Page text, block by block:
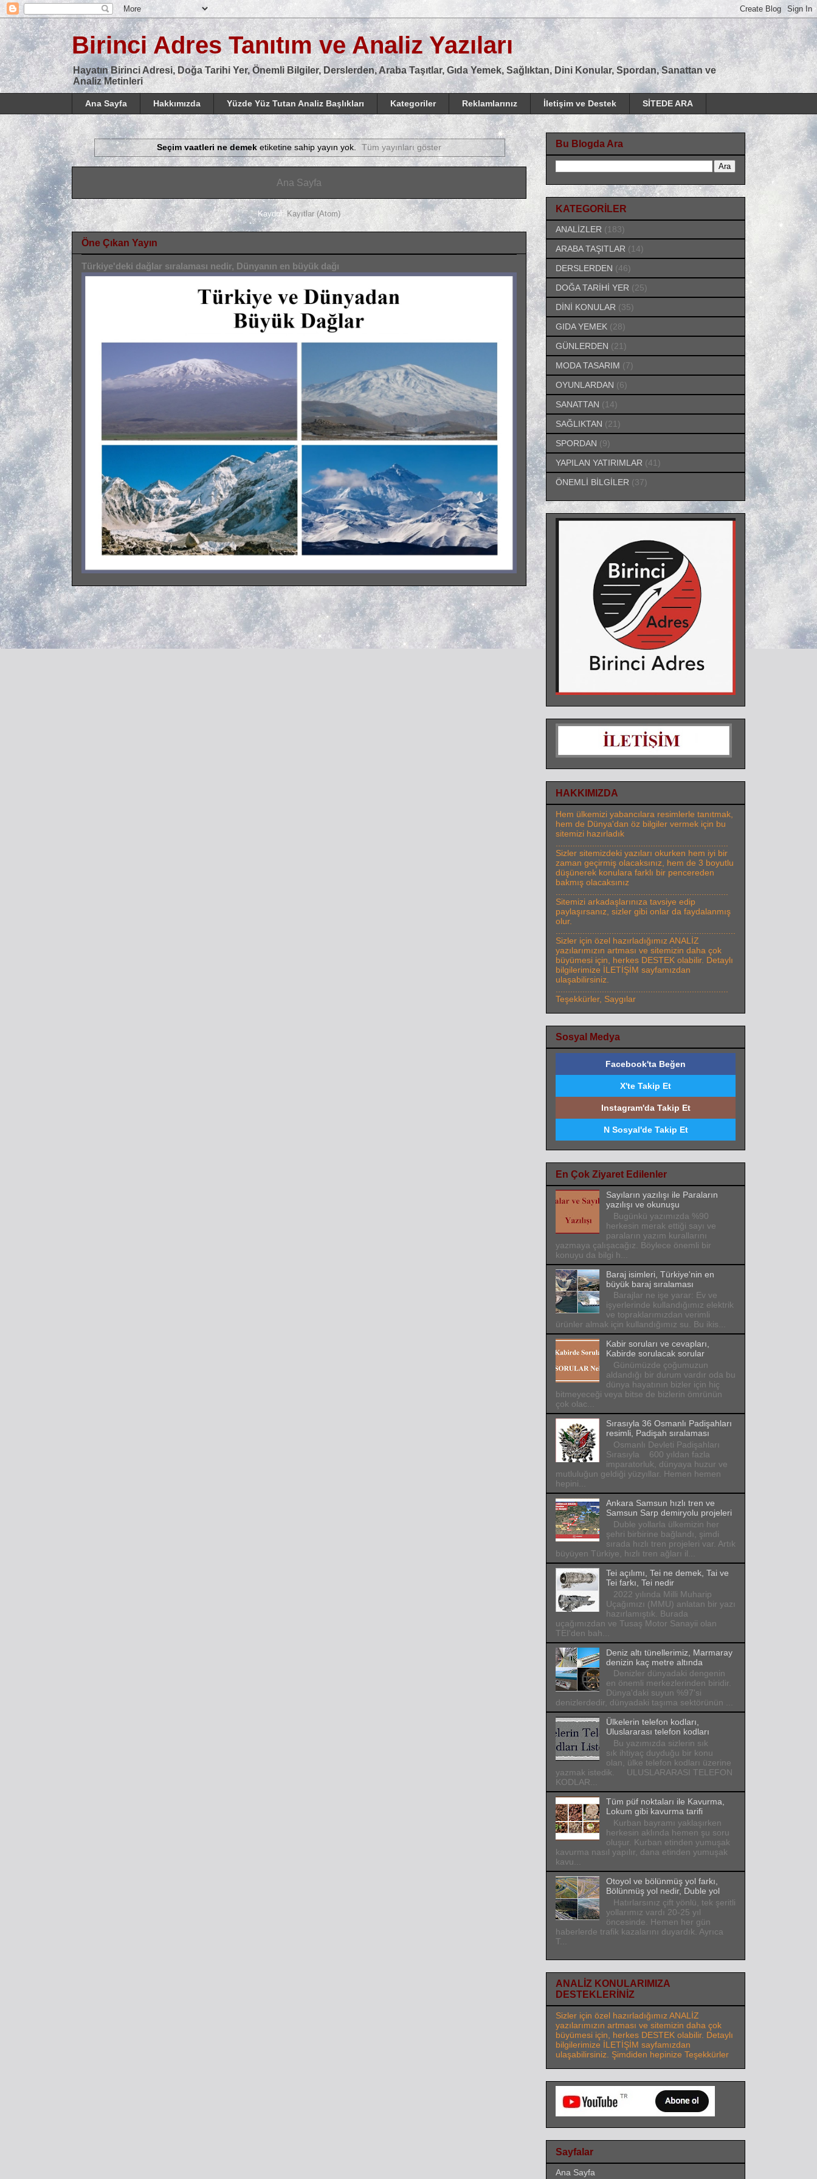
Birinci Adres Tanıtım ve Analiz Yazıları
Hayatın Birinci Adresi, Doğa Tarihi Yer, Önemli Bilgiler, Derslerden, Araba Taşıtlar, Gıda Yemek, Sağlıktan, Dini Konular, Spordan, Sanattan ve
Analiz Metinleri
Ana Sayfa Hakkımızda Yüzde Yüz Tutan Analiz Başlıkları Kategoriler Reklamlarınız İletişim ve Destek SİTEDE ARA
Seçim vaatleri ne demeketiketine sahip yayın yok. Tüm yayınları göster
Ana Sayfa
Kaydol:Kayıtlar (Atom)
Öne Çıkan Yayın
Türkiye'deki dağlar sıralaması nedir, Dünyanın en büyük dağı
Bu Blogda Ara
KATEGORİLER
ANALİZLER (183)
ARABA TAŞITLAR (14)
DERSLERDEN (46)
DOĞA TARİHİ YER (25)
DİNİ KONULAR (35)
GIDA YEMEK (28)
GÜNLERDEN (21)
MODA TASARIM (7)
OYUNLARDAN (6)
SANATTAN (14)
SAĞLIKTAN (21)
SPORDAN (9)
YAPILAN YATIRIMLAR (41)
ÖNEMLİ BİLGİLER (37)
HAKKIMIZDA
Hem ülkemizi yabancılara resimlerle tanıtmak,
hem de Dünya'dan öz bilgiler vermek için bu
sitemizi hazırladık
Sizler sitemizdeki yazıları okurken hem iyi bir
zaman geçirmiş olacaksınız, hem de 3 boyutlu
düşünerek konulara farklı bir pencereden
bakmış olacaksınız
Sitemizi arkadaşlarınıza tavsiye edip
paylaşırsanız, sizler gibi onlar da faydalanmış
olur.
Sizler için özel hazırladığımız ANALİZ
yazılarımızın artması ve sitemizin daha çok
büyümesi için, herkes DESTEK olabilir. Detaylı
bilgilerimize İLETİŞİM sayfamızdan
ulaşabilirsiniz.
Teşekkürler, Saygılar
Sosyal Medya
Facebook'ta Beğen
X'te Takip Et
Instagram'da Takip Et
N Sosyal'de Takip Et
En Çok Ziyaret Edilenler
Sayıların yazılışı ile Paraların
yazılışı ve okunuşu
Bugünkü yazımızda %90
herkesin merak ettiği sayı ve
paraların yazım kurallarını
yazmaya çalışacağız. Böylece önemli bir
konuyu da bilgi h...
Baraj isimleri, Türkiye'nin en
büyük baraj sıralaması
Barajlar ne işe yarar: Ev ve
işyerlerinde kullandığımız elektrik
ve topraklarımızdan verimli
ürünler almak için kullandığımız su. Bu ikis...
Kabir soruları ve cevapları,
Kabirde sorulacak sorular
Günümüzde çoğumuzun
aldandığı bir durum vardır oda bu
dünya hayatının bizler için hiç
bitmeyeceği veya bitse de bizlerin ömrünün
çok olac...
Sırasıyla 36 Osmanlı Padişahları
resimli, Padişah sıralaması
Osmanlı Devleti Padişahları
Sırasıyla 600 yıldan fazla
imparatorluk, dünyaya huzur ve
mutluluğun geldiği yüzyıllar. Hemen hemen
hepini...
Ankara Samsun hızlı tren ve
Samsun Sarp demiryolu projeleri
Duble yollarla ülkemizin her
şehri birbirine bağlandı, şimdi
sırada hızlı tren projeleri var. Artık
büyüyen Türkiye, hızlı tren ağları il...
Tei açılımı, Tei ne demek, Tai ve
Tei farkı, Tei nedir
2022 yılında Milli Muharip
Uçağımızı (MMU) anlatan bir yazı
hazırlamıştık. Burada
uçağımızdan ve Tusaş Motor Sanayii olan
TEI'den bah...
Deniz altı tünellerimiz, Marmaray
denizin kaç metre altında
Denizler dünyadaki dengenin
en önemli merkezlerinden biridir.
Dünya'daki suyun %97'si
denizlerdedir, dünyadaki taşıma sektörünün ...
Ülkelerin telefon kodları,
Uluslararası telefon kodları
Bu yazımızda sizlerin sık
sık ihtiyaç duyduğu bir konu
olan, ülke telefon kodları üzerine
yazmak istedik. ULUSLARARASI TELEFON
KODLAR...
Tüm püf noktaları ile Kavurma,
Lokum gibi kavurma tarifi
Kurban bayramı yaklaşırken
herkesin aklında hemen şu soru
oluşur. Kurban etinden yumuşak
kavurma nasıl yapılır, dana etinden yumuşak
kavu...
Otoyol ve bölünmüş yol farkı,
Bölünmüş yol nedir, Duble yol
Hatırlarsınız çift yönlü, tek şeritli
yollarımız vardı 20-25 yıl
öncesinde. Hemen her gün
haberlerde trafik kazalarını duyardık. Ayrıca
T...
ANALİZ KONULARIMIZA
DESTEKLERİNİZ
Sizler için özel hazırladığımız ANALİZ
yazılarımızın artması ve sitemizin daha çok
büyümesi için, herkes DESTEK olabilir. Detaylı
bilgilerimize İLETİŞİM sayfamızdan
ulaşabilirsiniz. Şimdiden hepinize Teşekkürler
Sayfalar
Ana Sayfa